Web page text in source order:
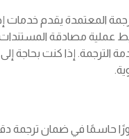
المعتمدة يقدم خدمات
عملية مصادقة
الترجمة. إذا كنت بحاجة
حاسمًا في ضمان ترجمة